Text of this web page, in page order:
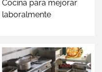
Cocina para mejorar
laboralmente